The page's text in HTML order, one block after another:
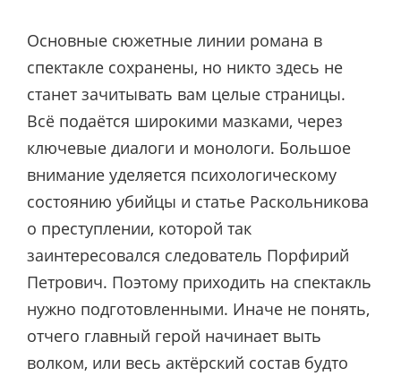
Основные сюжетные линии романа в
спектакле сохранены, но никто здесь не
станет зачитывать вам целые страницы.
Всё подаётся широкими мазками, через
ключевые диалоги и монологи. Большое
внимание уделяется психологическому
состоянию убийцы и статье Раскольникова
о преступлении, которой так
заинтересовался следователь Порфирий
Петрович. Поэтому приходить на спектакль
нужно подготовленными. Иначе не понять,
отчего главный герой начинает выть
волком, или весь актёрский состав будто